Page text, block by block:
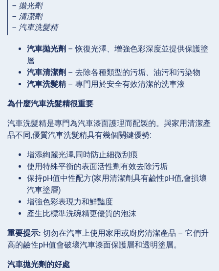
– 拋光劑
– 清潔劑
– 汽車洗髮精
汽車拋光劑 – 恢復光澤、增強色彩深度並提供保護塗
層
汽車清潔劑 – 去除各種類型的污垢、油污和污染物
汽車洗髮精– 專門用於安全有效清潔的洗車液
為什麼汽車洗髮精很重要
汽車洗髮精是專門為汽車漆面護理而配製的。與家用清潔產
品不同,優質汽車洗髮精具有幾個關鍵優勢:
增添絢麗光澤,同時防止細微刮痕
使用特殊平衡的表面活性劑有效去除污垢
保持pH值中性配方(家用清潔劑具有鹼性pH值,會損壞
汽車塗層)
增強色彩表現力和鮮豔度
產生比標準洗碗精更優質的泡沫
重要提示: 切勿在汽車上使用家用或廚房清潔產品 – 它們升
高的鹼性pH值會破壞汽車漆面保護層和透明塗層。
汽車拋光劑的好處